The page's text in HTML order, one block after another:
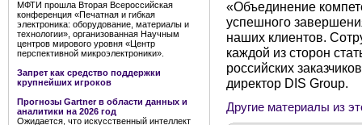
МФТИ прошла Вторая Всероссийская
конференция «Печатная и гибкая
электроника: оборудование, материалы и
технологии», организованная Научным
центров мирового уровня «Центр
перспективной микроэлектроники».
Запрет как средство поддержки
крупнейших игроков
Прогнозы Gartner в области данных и
аналитики на 2026 год
Ожидается, что искусственный интеллект
«Объединение
успешного
наших клиентов.
каждой из сторон
российских
директор DIS Group.
Другие материалы из